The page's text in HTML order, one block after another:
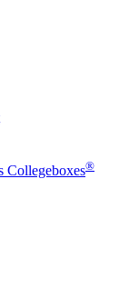
Collegeboxes®